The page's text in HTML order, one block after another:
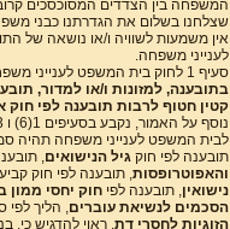
המשפחה בין הצדדים המסוכסכים
שצלחנו בשלום את הגדרתנו כבני
אין משמעות לשוויה ו/או נושאה של
לענייני משפחה.
סעיף 1 לחוק בית המשפט לענייני משפחה קובע כי,
בתובענה, למזונות ו/או למדור,
קטין חטוף לרבות תובענה לפי
לבית המשפט לענייני משפחה תהיה
תובענה לפי חוקגיל הנישואים,
והאפוטרופסות, תובענה לפי חוק
נישואין, תובענה לפיחוק יחסי ממון
הסכמים לנשיאת עוברים, הליך לפי
הזוגיות לחסרי דת. ראוי להדגיש כי,